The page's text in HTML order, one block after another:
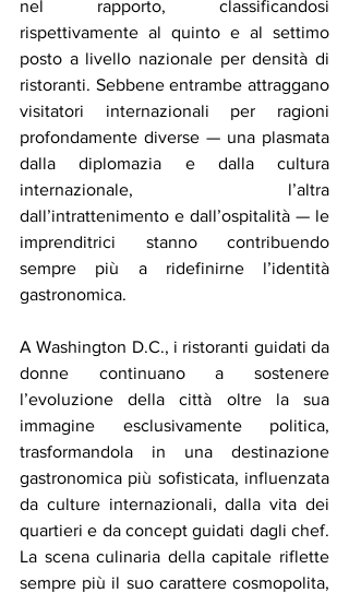
nel rapporto, classificandosi
rispettivamente al quinto e al settimo
posto a livello nazionale per densità di
ristoranti. Sebbene entrambe attraggano
visitatori internazionali per ragioni
profondamente diverse — una plasmata
dalla diplomazia e dalla cultura
internazionale, l’altra
dall’intrattenimento e dall’ospitalità — le
imprenditrici stanno contribuendo
sempre più a ridefinirne l’identità
gastronomica.
A Washington D.C., i ristoranti guidati da
donne continuano a sostenere
l’evoluzione della città oltre la sua
immagine esclusivamente politica,
trasformandola in una destinazione
gastronomica più sofisticata, influenzata
da culture internazionali, dalla vita dei
quartieri e da concept guidati dagli chef.
La scena culinaria della capitale riflette
sempre più il suo carattere cosmopolita,